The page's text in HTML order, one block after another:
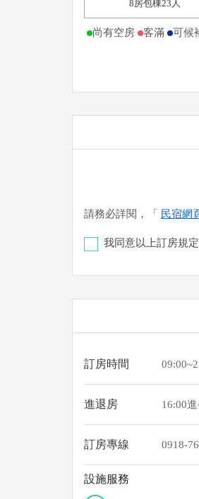
8房包棟23人
尚有空房 客滿 可候
請務必詳閱，「 民宿網
我同意以上訂房規定
(以上三個銀行網路
訂房時間
進退房 16:00
訂房專線 0918-
設施服務